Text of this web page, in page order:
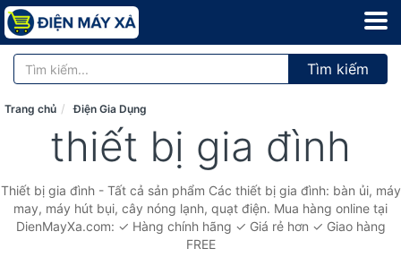
Tìm kiếm
Trang chủ Điện Gia Dụng
thiết bị gia đình
Thiết bị gia đình - Tất cả sản phẩm Các thiết bị gia đình: bàn ủi, máy
may, máy hút bụi, cây nóng lạnh, quạt điện. Mua hàng online tại
DienMayXa.com: ✓ Hàng chính hãng ✓ Giá rẻ hơn ✓ Giao hàng
FREE